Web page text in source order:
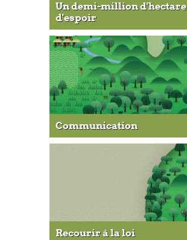
Un demi-million d'hectare
d'espoir
Communication
Recourir à la loi